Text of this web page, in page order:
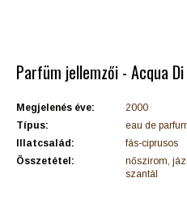
Parfüm jellemzői - Acqua
Megjelenés éve:
2000
Típus:
eau de
Illatcsalád:
fás-ciprusos
Összetétel:
nőszirom,
szantál